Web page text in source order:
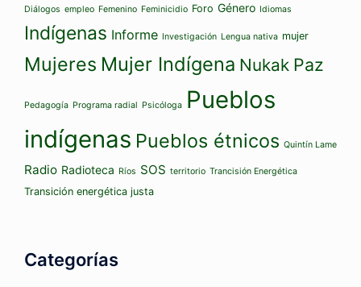
Diálogos empleo Femenino Feminicidio Foro Género Idiomas
Indígenas Informe Investigación Lengua nativa mujer
Mujeres Mujer Indígena Nukak Paz
Pedagogía Programa radial Psicóloga Pueblos
indígenas Pueblos étnicos Quintín Lame
Radio Radioteca Ríos SOS territorio Trancisión Energética
Transición energética justa
Categorías